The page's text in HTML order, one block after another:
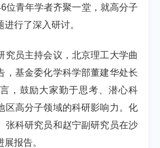
位青年学者齐聚一堂，就高分子
行了深入研讨。
究员主持会议，北京理工大学曲
，基金委化学科学部董建华处长
，鼓励大家勤于思考、潜心科
区高分子领域的科研影响力。化
张科研究员和赵宁副研究员在沙
报告。